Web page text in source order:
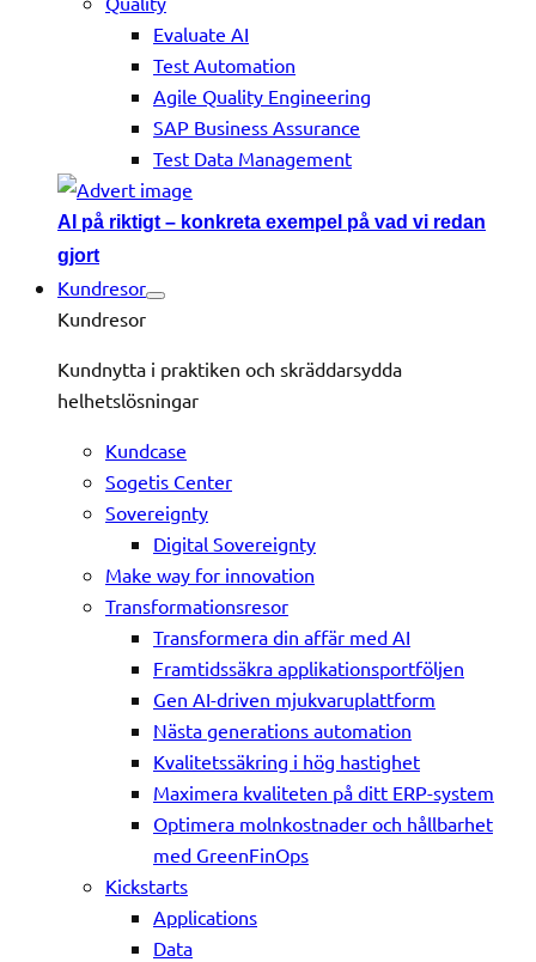
Evaluate AI
Test Automation
Agile Quality Engineering
SAP Business Assurance
Test Data Management
AI på riktigt – konkreta exempel på vad vi redan
gjort
Kundresor
Kundresor
Kundnytta i praktiken och skräddarsydda
helhetslösningar
Kundcase
Sogetis Center
Sovereignty
Digital Sovereignty
Make way for innovation
Transformationsresor
Transformera din affär med AI
Framtidssäkra applikationsportföljen
Gen AI-driven mjukvaruplattform
Nästa generations automation
Kvalitetssäkring i hög hastighet
Maximera kvaliteten på ditt ERP-system
Optimera molnkostnader och hållbarhet
med GreenFinOps
Kickstarts
Applications
Data